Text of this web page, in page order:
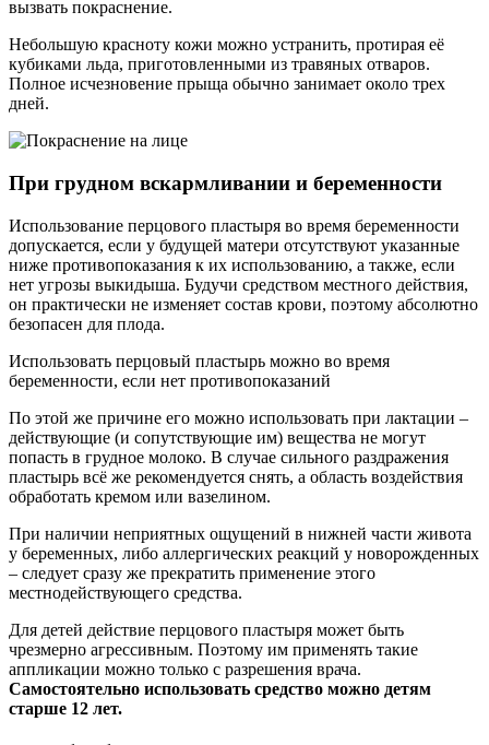
вызвать покраснение.
Небольшую красноту кожи можно устранить, протирая её
кубиками льда, приготовленными из травяных отваров.
Полное исчезновение прыща обычно занимает около трех
дней.
При грудном вскармливании и беременности
Использование перцового пластыря во время беременности
допускается, если у будущей матери отсутствуют указанные
ниже противопоказания к их использованию, а также, если
нет угрозы выкидыша. Будучи средством местного действия,
он практически не изменяет состав крови, поэтому абсолютно
безопасен для плода.
Использовать перцовый пластырь можно во время
беременности, если нет противопоказаний
По этой же причине его можно использовать при лактации –
действующие (и сопутствующие им) вещества не могут
попасть в грудное молоко. В случае сильного раздражения
пластырь всё же рекомендуется снять, а область воздействия
обработать кремом или вазелином.
При наличии неприятных ощущений в нижней части живота
у беременных, либо аллергических реакций у новорожденных
– следует сразу же прекратить применение этого
местнодействующего средства.
Для детей действие перцового пластыря может быть
чрезмерно агрессивным. Поэтому им применять такие
аппликации можно только с разрешения врача.
Самостоятельно использовать средство можно детям
старше 12 лет.